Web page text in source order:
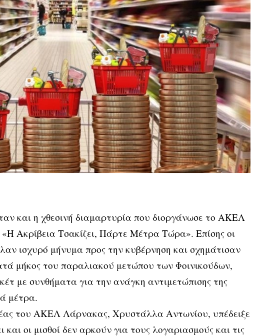
και η χθεσινή διαμαρτυρία που διοργάνωσε το ΑΚΕΛ
Ακρίβεια Τσακίζει, Πάρτε Μέτρα Τώρα». Επίσης οι
ισχυρό μήνυμα προς την κυβέρνηση και σχημάτισαν
μήκος του παραλιακού μετώπου των Φοινικούδων,
με συνθήματα για την ανάγκη αντιμετώπισης της
μέτρα.
του ΑΚΕΛ Λάρνακας, Χρυστάλλα Αντωνίου, υπέδειξε
και οι μισθοί δεν αρκούν για τους λογαριασμούς και τις